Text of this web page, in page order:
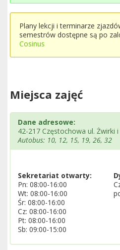
Plany lekcji i terminarze
semestrów dostępne są po
Cosinus
Miejsca zajęć
Dane adresowe:
42-217 Częstochowa ul. Żwirki
Autobus: 10, 12, 15, 19, 26, 32
Sekretariat otwarty:
Pn: 08:00-16:00
Wt: 08:00-16:00
Śr: 08:00-16:00
Cz: 08:00-16:00
Pt: 08:00-16:00
Sb: 09:00-15:00